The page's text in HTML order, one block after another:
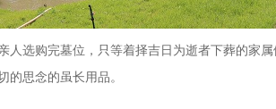
人选购完墓位，只等着择吉日为逝者下葬的家
的思念的虽长用品。